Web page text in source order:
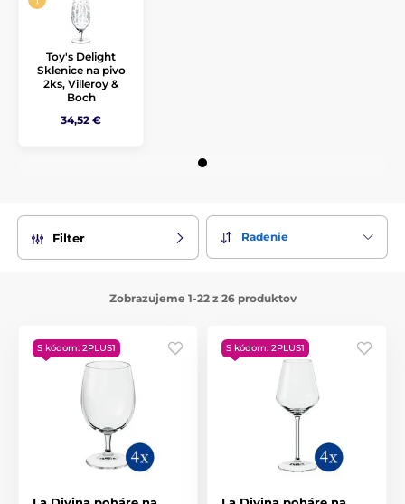
Toy's Delight
Sklenice na pivo
2ks, Villeroy &
Boch
34,52 €
Filter Radenie
Zobrazujeme 1-22 z 26 produktov
S kódom: 2PLUS1 S kódom: 2PLUS1